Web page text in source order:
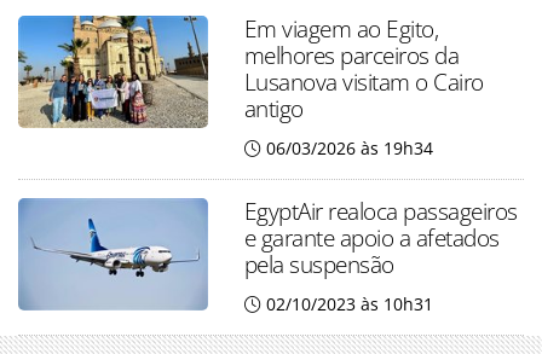
Em viagem ao Egito,
melhores parceiros da
Lusanova visitam o Cairo
antigo
06/03/2026 às 19h34
EgyptAir realoca passageiros
e garante apoio a afetados
pela suspensão
02/10/2023 às 10h31